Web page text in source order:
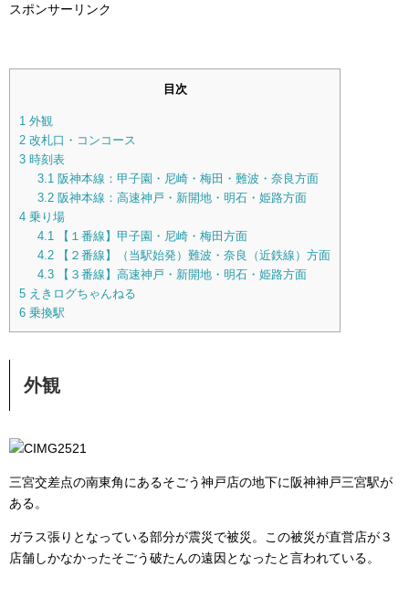
スポンサーリンク
目次
1 外観
2 改札口・コンコース
3 時刻表
3.1阪神本線：甲子園・尼崎・梅田・難波・奈良方面
3.2阪神本線：高速神戸・新開地・明石・姫路方面
4 乗り場
4.1【１番線】甲子園・尼崎・梅田方面
4.2【２番線】（当駅始発）難波・奈良（近鉄線）方面
4.3【３番線】高速神戸・新開地・明石・姫路方面
5 えきログちゃんねる
6 乗換駅
外観
三宮交差点の南東角にあるそごう神戸店の地下に阪神神戸三宮駅が
ある。
ガラス張りとなっている部分が震災で被災。この被災が直営店が３
店舗しかなかったそごう破たんの遠因となったと言われている。